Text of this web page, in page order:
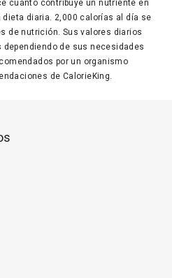
cuánto contribuye un nutriente en
diaria. 2,000 calorías al día se
de nutrición. Sus valores diarios
de sus necesidades
por un organismo
de CalorieKing.